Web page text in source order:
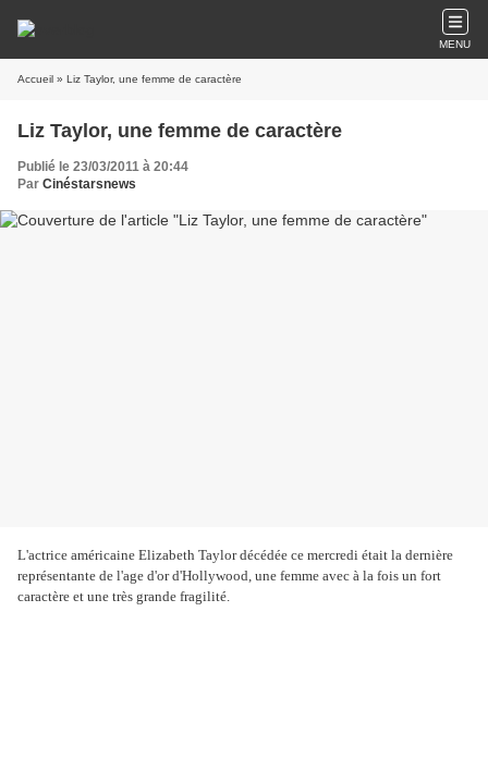
MENU
Accueil » Liz Taylor, une femme de caractère
Liz Taylor, une femme de caractère
Publié le 23/03/2011 à 20:44
Par Cinéstarsnews
L'actrice américaine Elizabeth Taylor décédée ce mercredi était la dernière
représentante de l'age d'or d'Hollywood, une femme avec à la fois un fort
caractère et une très grande fragilité.